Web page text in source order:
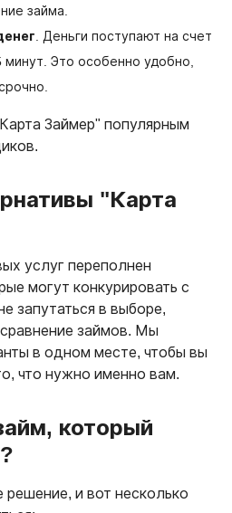
займа.
. Деньги поступают на счет
минут. Это особенно удобно,
Займер" популярным
"Карта
услуг переполнен
могут конкурировать с
запутаться в выборе,
займов. Мы
в одном месте, чтобы вы
что нужно именно вам.
который
и вот несколько